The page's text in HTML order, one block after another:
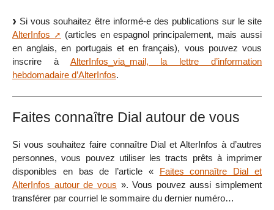
Si vous souhaitez être informé-e des publications sur le site
AlterInfos
(articles en espagnol principalement, mais aussi
en anglais, en portugais et en français), vous pouvez vous
inscrire à AlterInfos_via_mail, la lettre d’information
hebdomadaire d’AlterInfos.
Faites connaître Dial autour de vous
Si vous souhaitez faire connaître Dial et AlterInfos à d’autres
personnes, vous pouvez utiliser les tracts prêts à imprimer
disponibles en bas de l’article « Faites connaître Dial et
AlterInfos autour de vous ». Vous pouvez aussi simplement
transférer par courriel le sommaire du dernier numéro…